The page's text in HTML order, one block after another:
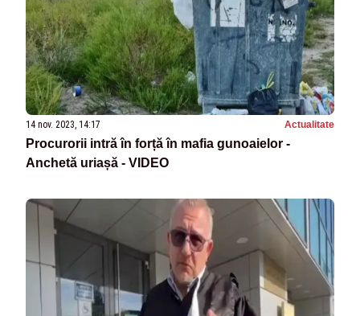
14 nov. 2023, 14:17 Actualitate
Procurorii intră în forță în mafia gunoaielor -
Anchetă uriașă - VIDEO